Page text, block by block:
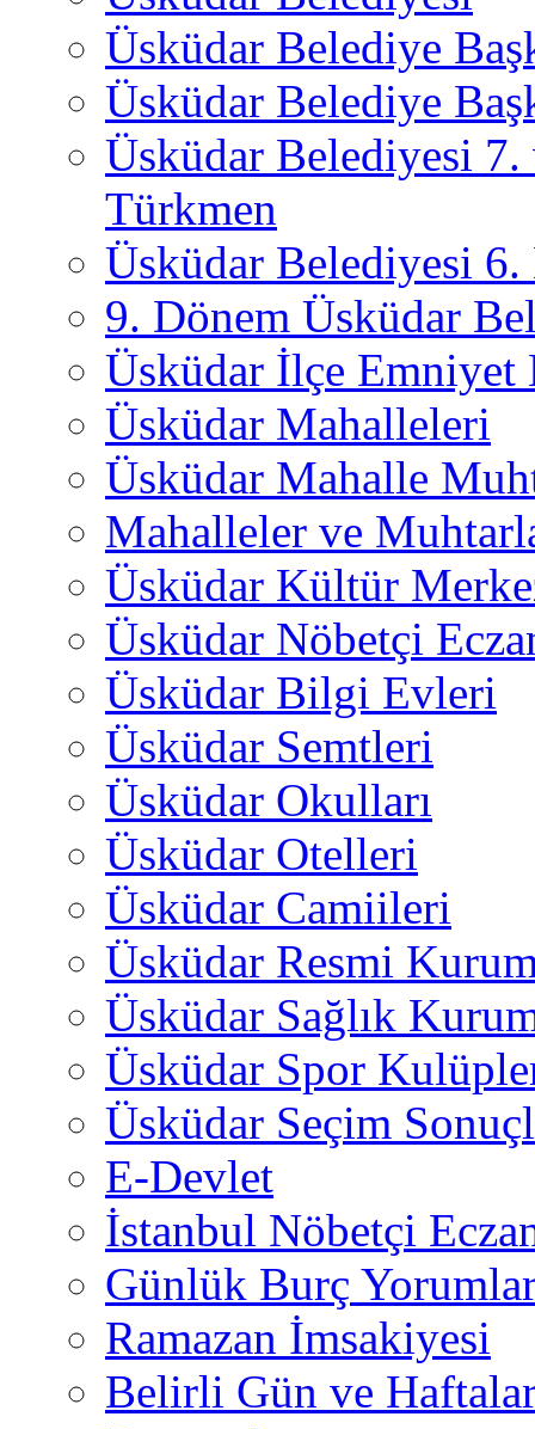
Üsküdar Belediye
Üsküdar Belediye
Üsküdar Belediyesi
Türkmen
Üsküdar Belediyesi 6.
9. Dönem Üsküdar
Üsküdar İlçe
Üsküdar Mahalleleri
Üsküdar Mahalle
Mahalleler ve
Üsküdar Kültür
Üsküdar Nöbetçi
Üsküdar Bilgi Evleri
Üsküdar Semtleri
Üsküdar Okulları
Üsküdar Otelleri
Üsküdar Camiileri
Üsküdar Resmi
Üsküdar Sağlık
Üsküdar Spor
Üsküdar Seçim
E-Devlet
İstanbul Nöbetçi
Günlük Burç
Ramazan İmsakiyesi
Belirli Gün ve